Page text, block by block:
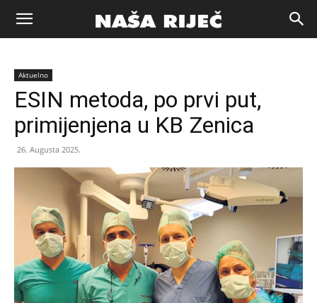
Naša
riječ
Zenica
Aktuelno
ESIN metoda, po prvi put,
primijenjena u KB Zenica
26. Augusta 2025.